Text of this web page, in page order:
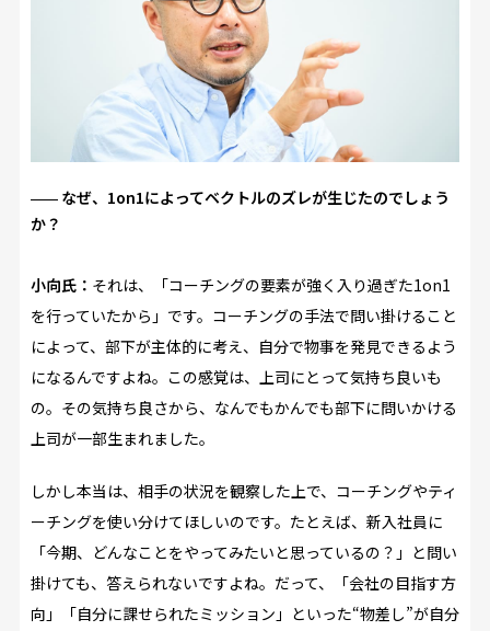
なぜ、1on1によってベクトルのズレが生じたのでしょう
か？
小向氏： それは、「コーチングの要素が強く入り過ぎた1on1
を行っていたから」です。コーチングの手法で問い掛けること
によって、部下が主体的に考え、自分で物事を発見できるよう
になるんですよね。この感覚は、上司にとって気持ち良いも
の。その気持ち良さから、なんでもかんでも部下に問いかける
上司が一部生まれました。
しかし本当は、相手の状況を観察した上で、コーチングやティ
ーチングを使い分けてほしいのです。たとえば、新入社員に
「今期、どんなことをやってみたいと思っているの？」と問い
掛けても、答えられないですよね。だって、「会社の目指す方
向」「自分に課せられたミッション」といった“物差し”が自分